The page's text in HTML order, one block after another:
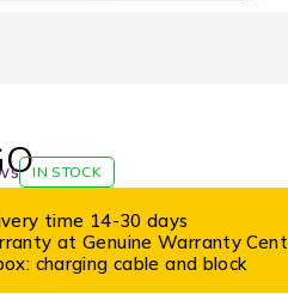
IN STOCK
time 14-30 days
at Genuine Warranty
charging cable and block